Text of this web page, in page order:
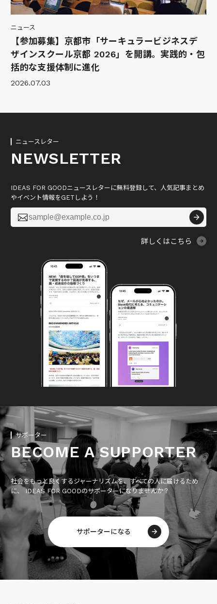
ニュース
【参加募集】京都市「サーキュラービジネスデ
ザインスクール京都 2026」を開講。実践的・包
括的な支援体制に進化
2026.07.03
ニュースレター
NEWSLETTER
IDEAS FOR GOODニュースレターに無料登録して、人気記事まとめ
やイベント情報をGETしよう！

詳しくはこちら
サポーター
BECOME A SUPPORTER
社会をもっと良くするジャーナリズムを、すべての人に届けるため
に、 IDEAS FOR GOODのサポーターになりませんか？
サポーターになる